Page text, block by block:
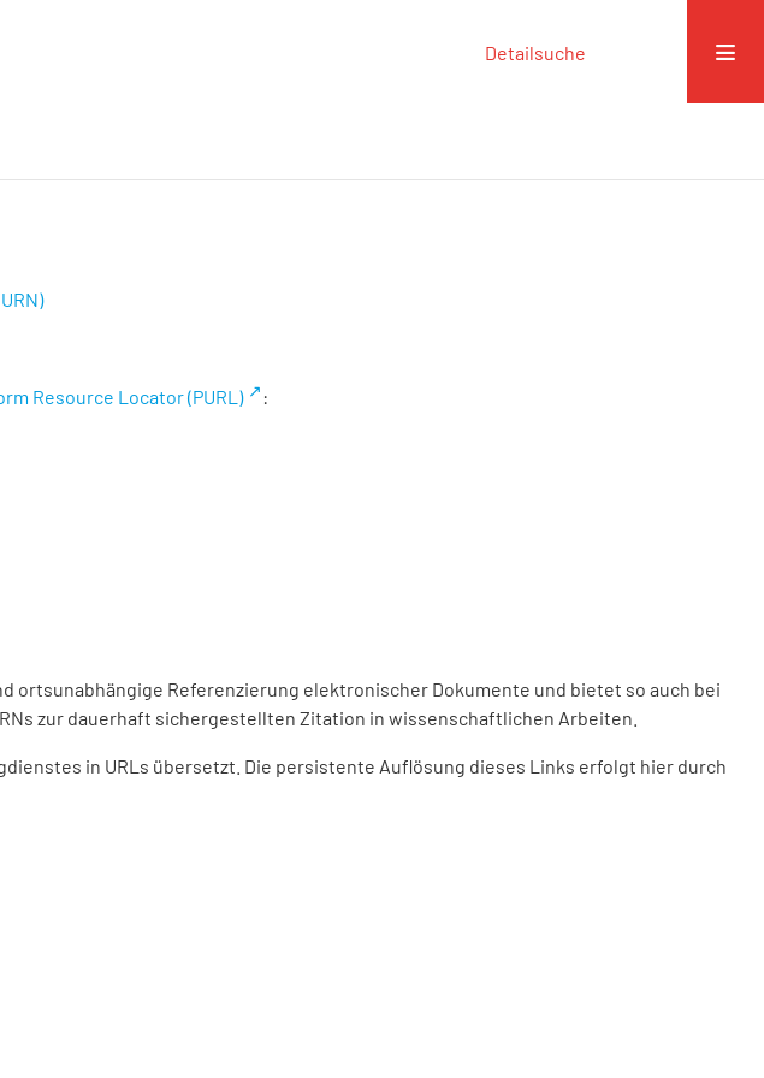
Detailsuche
Resource Locator (PURL) :
ortsunabhängige Referenzierung elektronischer Dokumente und bietet so auch bei
zur dauerhaft sichergestellten Zitation in wissenschaftlichen Arbeiten.
in URLs übersetzt. Die persistente Auflösung dieses Links erfolgt hier durch